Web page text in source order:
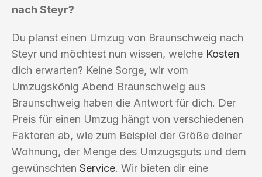
nach Steyr?
Du planst einen Umzug von Braunschweig nach
Steyr und möchtest nun wissen, welche Kosten
dich erwarten? Keine Sorge, wir vom
Umzugskönig Abend Braunschweig aus
Braunschweig haben die Antwort für dich. Der
Preis für einen Umzug hängt von verschiedenen
Faktoren ab, wie zum Beispiel der Größe deiner
Wohnung, der Menge des Umzugsguts und dem
gewünschten Service. Wir bieten dir eine